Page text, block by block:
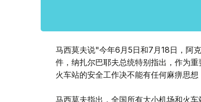
马西莫夫说"今年6月5日和7月18日，阿
件，纳扎尔巴耶夫总统特别指出，作为
火车站的安全工作决不能有任何麻痹思
马西莫夫指出，全国所有大小机场和火